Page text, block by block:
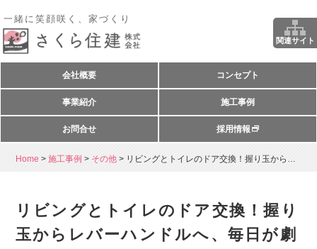
一緒に笑顔咲く、家づくり
関連サイト
会社概要 コンセプト
事業紹介 施工事例
お問合せ 採用情報
Home > 施工事例 > その他 > リビングとトイレのドア交換！握り玉からレ...
リビングとトイレのドア交換！握り
玉からレバーハンドルへ、毎日が劇